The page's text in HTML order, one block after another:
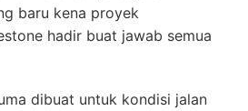
baru kena proyek
hadir buat jawab semua
dibuat untuk kondisi jalan